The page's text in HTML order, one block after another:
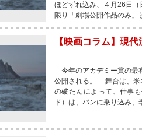
ほどずれ込み、４月26日
限り「劇場公開作品のみ」
【映画コラム】現
今年のアカデミー賞の最
公開される。 舞台は、米
の破たんによって、仕事
ド）は、バンに乗り込み、